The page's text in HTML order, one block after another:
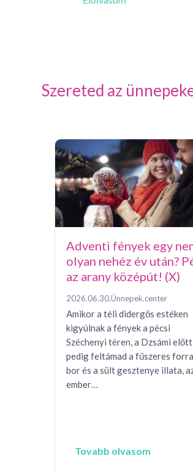
Szereted az
Adventi fények egy
olyan nehéz év után?
az arany középút! (X)
2026.06.30.Ünnepek.center
Amikor a téli didergős estéken
kigyúlnak a fények a pécsi
Széchenyi téren, a Dzsámi előtt
pedig feltámad a fűszeres
bor és a sült gesztenye illata,
ember…
Tovabb olvasom